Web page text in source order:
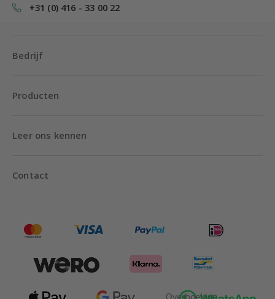
+31 (0) 416 - 33 00 22
Bedrijf
Producten
Leer ons kennen
Contact